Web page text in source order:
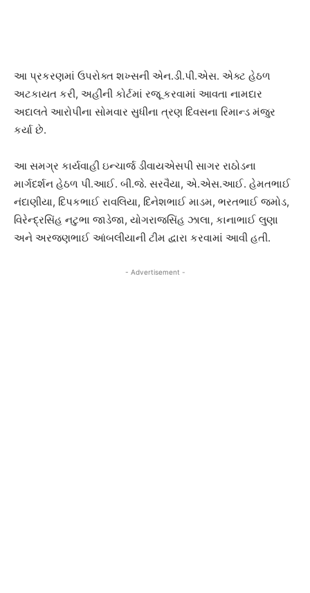
આ પ્રકરણમાં ઉપરોક્ત શખ્સની એન.ડી.પી.એસ. એક્ટ હેઠળ
અટકાયત કરી, અહીંની કોર્ટમાં રજૂ કરવામાં આવતા નામદાર
અદાલતે આરોપીના સોમવાર સુધીના ત્રણ દિવસના રિમાન્ડ મંજુર
કર્યા છે.
આ સમગ્ર કાર્યવાહી ઇન્ચાર્જ ડીવાયએસપી સાગર રાઠોડના
માર્ગદર્શન હેઠળ પી.આઈ. બી.જે. સરવૈયા, એ.એસ.આઈ. હેમતભાઈ
નંદાણીયા, દિપકભાઈ રાવલિયા, દિનેશભાઈ માડમ, ભરતભાઈ જમોડ,
વિરેન્દ્રસિંહ નટુભા જાડેજા, યોગરાજસિંહ ઝાલા, કાનાભાઈ લુણા
અને અરજણભાઈ આંબલીયાની ટીમ દ્વારા કરવામાં આવી હતી.
- Advertisement -